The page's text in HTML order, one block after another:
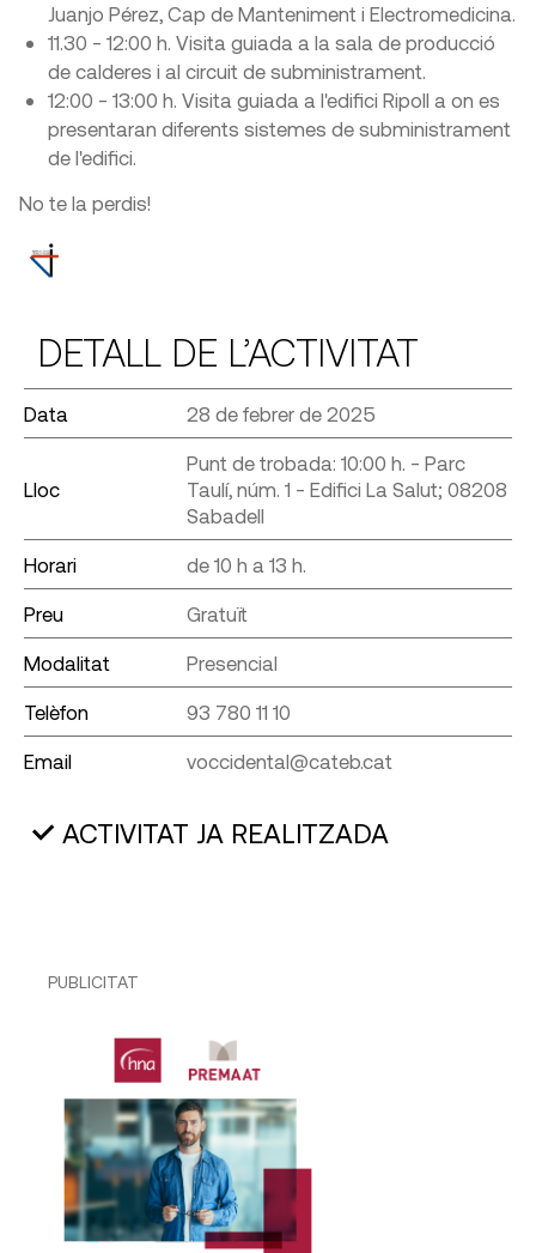
Juanjo Pérez, Cap de Manteniment i Electromedicina.
11.30 - 12:00 h. Visita guiada a la sala de producció
de calderes i al circuit de subministrament.
12:00 - 13:00 h. Visita guiada a l'edifici Ripoll a on es
presentaran diferents sistemes de subministrament
de l'edifici.
No te la perdis!
DETALL DE L’ACTIVITAT
Data 28 de febrer de 2025
Lloc
Punt de trobada: 10:00 h. - Parc
Taulí, núm. 1 - Edifici La Salut; 08208
Sabadell
Horari de 10 h a 13 h.
Preu Gratuït
Modalitat Presencial
Telèfon 93 780 11 10
Email voccidental@cateb.cat
ACTIVITAT JA REALITZADA
PUBLICITAT